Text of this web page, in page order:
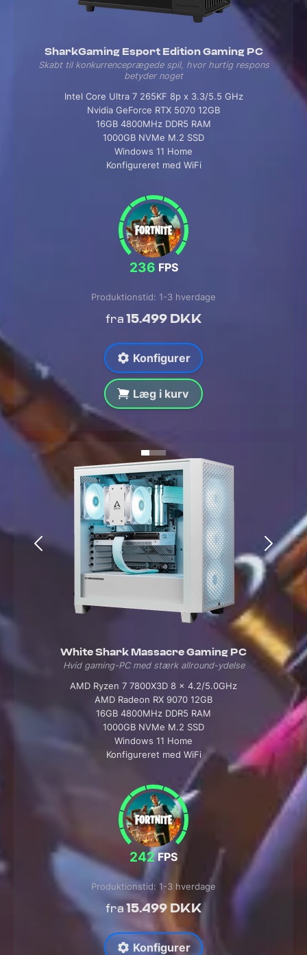
SharkGaming Esport Edition Gaming PC
Skabt til konkurrenceprægede spil, hvor hurtig respons
betyder noget
Intel Core Ultra 7 265KF 8p x 3.3/5.5 GHz
Nvidia GeForce RTX 5070 12GB
16GB 4800MHz DDR5 RAM
1000GB NVMe M.2 SSD
Windows 11 Home
Konfigureret med WiFi
236 FPS
fra 15.499 DKK
Produktionstid: 1-3 hverdage
Konfigurer
Læg i kurv
White Shark Massacre Gaming PC
Hvid gaming-PC med stærk allround-ydelse
AMD Ryzen 7 7800X3D 8 x 4.2/5.0GHz
AMD Radeon RX 9070 12GB
16GB 4800MHz DDR5 RAM
1000GB NVMe M.2 SSD
Windows 11 Home
Konfigureret med WiFi
242 FPS
fra 15.499 DKK
Produktionstid: 1-3 hverdage
Konfigurer